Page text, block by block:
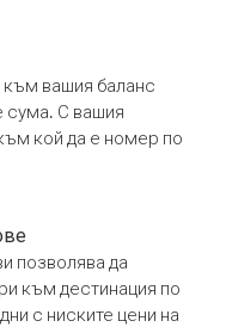
към вашия баланс
сума. С вашия
кой да е номер по
позволява да
към дестинация по
с ниските цени на